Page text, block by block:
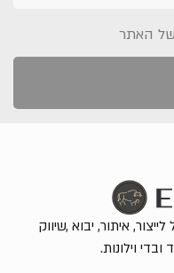
של האתר
איתור, יבוא ,שיווק
ובדי וילונות.